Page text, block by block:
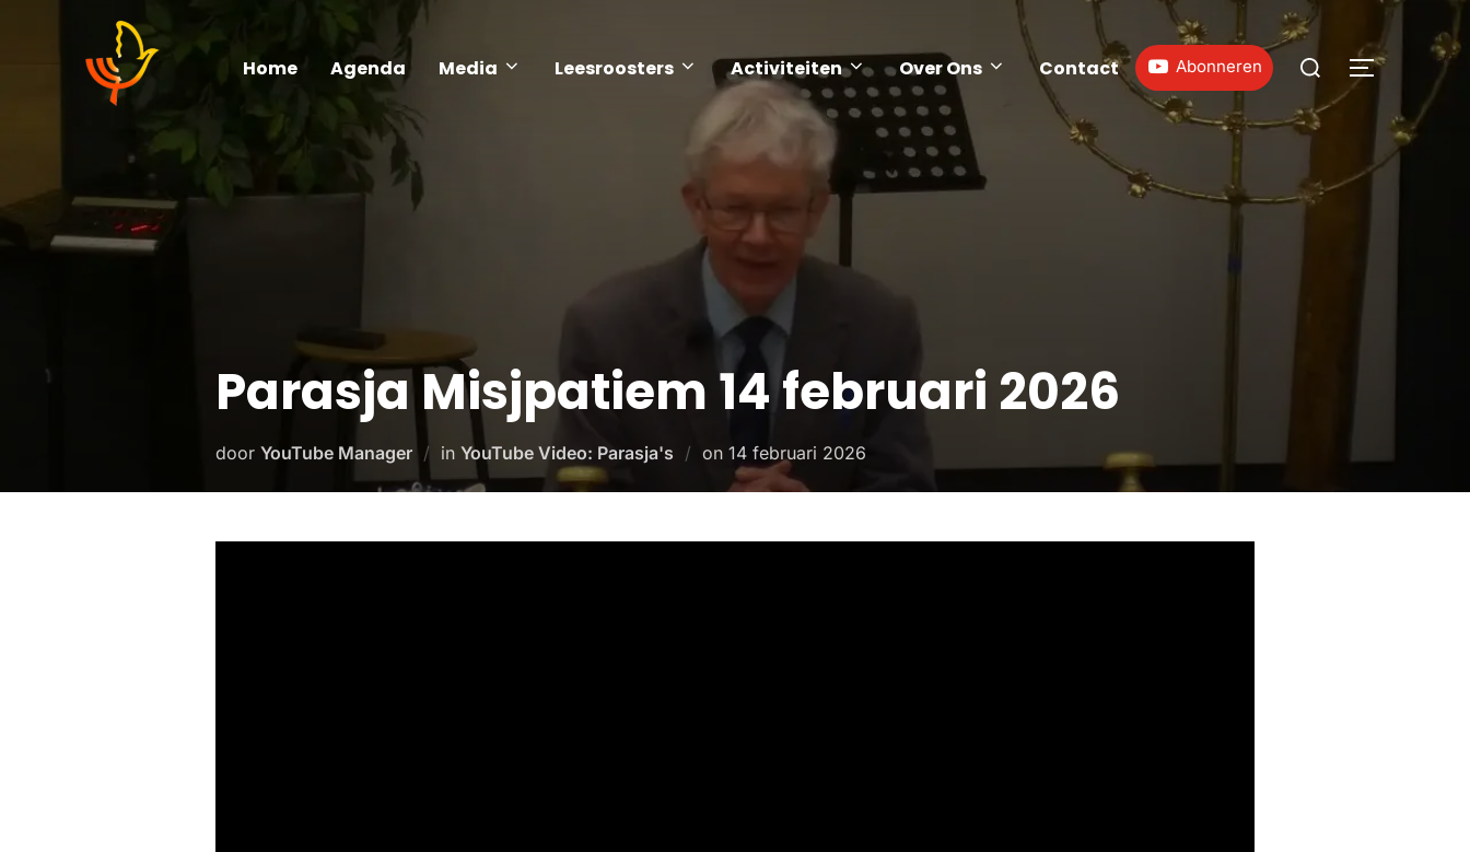
Home Agenda Media Leesroosters Activiteiten Over Ons Contact Abonneren
Parasja Misjpatiem 14 februari 2026
door YouTube Manager in YouTube Video: Parasja's on 14 februari 2026